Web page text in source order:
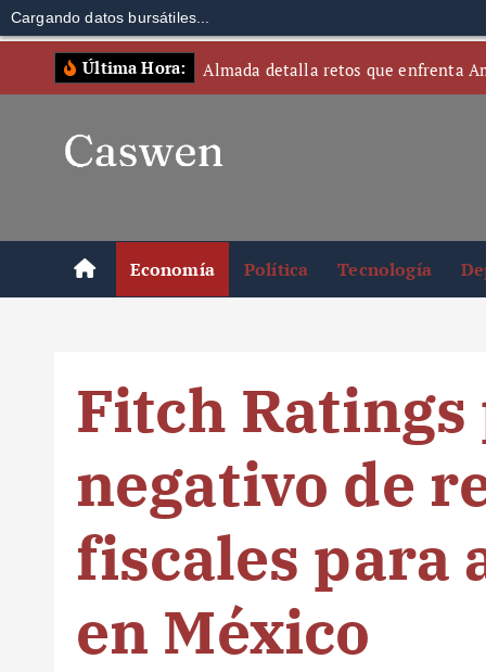
Cargando datos bursátiles...
Última Hora: Almada detalla retos que enfrenta
Economía Política Tecnología
Fitch
negativo de
fiscales para
en México